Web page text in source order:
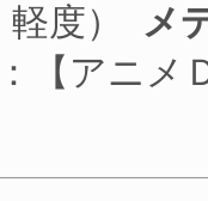
度）
メ
【アニメ